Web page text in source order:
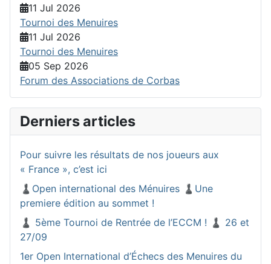
11 Jul 2026
Tournoi des Menuires
11 Jul 2026
Tournoi des Menuires
05 Sep 2026
Forum des Associations de Corbas
Derniers articles
Pour suivre les résultats de nos joueurs aux
« France », c’est ici
♟️Open international des Ménuires ♟️Une
premiere édition au sommet !
♟️ 5ème Tournoi de Rentrée de l’ECCM ! ♟️ 26 et
27/09
1er Open International d’Échecs des Menuires du